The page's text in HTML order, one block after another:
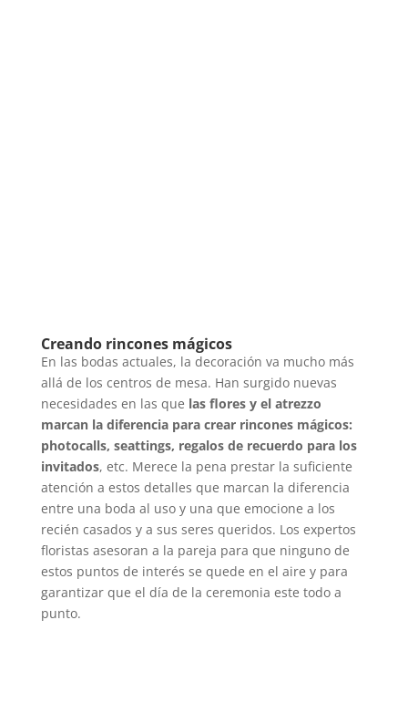
Creando rincones mágicos
En las bodas actuales, la decoración va mucho más
allá de los centros de mesa. Han surgido nuevas
necesidades en las que las flores y el atrezzo
marcan la diferencia para crear rincones mágicos:
photocalls, seattings, regalos de recuerdo para los
invitados, etc. Merece la pena prestar la suficiente
atención a estos detalles que marcan la diferencia
entre una boda al uso y una que emocione a los
recién casados y a sus seres queridos. Los expertos
floristas asesoran a la pareja para que ninguno de
estos puntos de interés se quede en el aire y para
garantizar que el día de la ceremonia este todo a
punto.